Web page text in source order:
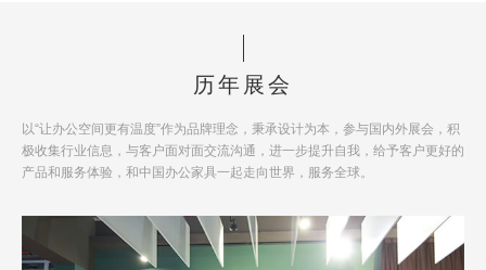
历年展会
以“让办公空间更有温度”作为品牌理念，秉承设计为本，参与国内外展会，积
极收集行业信息，与客户面对面交流沟通，进一步提升自我，给予客户更好的
产品和服务体验，和中国办公家具一起走向世界，服务全球。